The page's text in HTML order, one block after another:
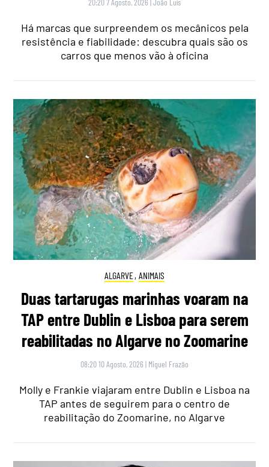
Há marcas que surpreendem os mecânicos pela
resistência e fiabilidade: descubra quais são os
carros que menos vão à oficina
ALGARVE, ANIMAIS
Duas tartarugas marinhas voaram na
TAP entre Dublin e Lisboa para serem
reabilitadas no Algarve no Zoomarine
08:20 10 Agosto, 2026 | Miguel Frazão
Molly e Frankie viajaram entre Dublin e Lisboa na
TAP antes de seguirem para o centro de
reabilitação do Zoomarine, no Algarve